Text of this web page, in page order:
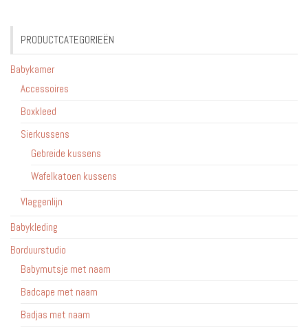
PRODUCTCATEGORIEËN
Babykamer
Accessoires
Boxkleed
Sierkussens
Gebreide kussens
Wafelkatoen kussens
Vlaggenlijn
Babykleding
Borduurstudio
Babymutsje met naam
Badcape met naam
Badjas met naam